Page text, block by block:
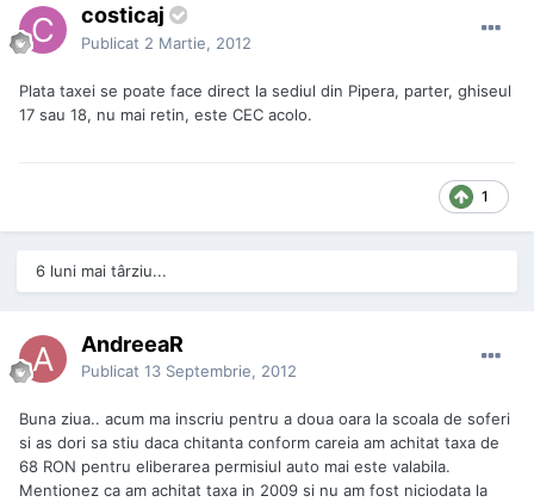
costicaj
Publicat 2 Martie, 2012
Plata taxei se poate face direct la sediul din Pipera, parter, ghiseul
17 sau 18, nu mai retin, este CEC acolo.
1
6 luni mai târziu...
AndreeaR
Publicat 13 Septembrie, 2012
Buna ziua.. acum ma inscriu pentru a doua oara la scoala de soferi
si as dori sa stiu daca chitanta conform careia am achitat taxa de
68 RON pentru eliberarea permisiul auto mai este valabila.
Mentionez ca am achitat taxa in 2009 si nu am fost niciodata la